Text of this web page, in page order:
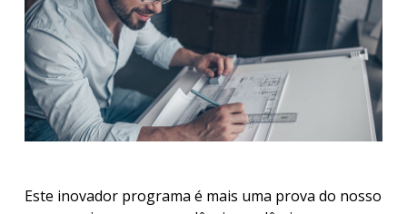
Este inovador programa é mais uma prova do nosso